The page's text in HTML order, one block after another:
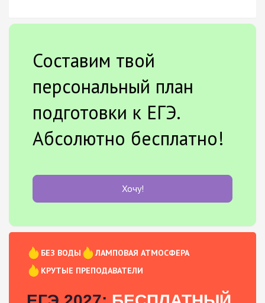
Составим твой
персональный план
подготовки к ЕГЭ.
Абсолютно бесплатно!
Хочу!
БЕЗ ВОДЫ
ЛАМПОВАЯ АТМОСФЕРА
КРУТЫЕ ПРЕПОДАВАТЕЛИ